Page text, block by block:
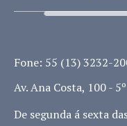
Fone: 55 (13) 3232-
Av. Ana Costa, 100 -
De segunda á sexta